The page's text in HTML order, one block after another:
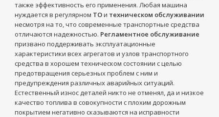
также эффективность его применения. Любая машина
нуждается в регулярном ТОи техническом обслуживании
несмотря на то, что современные транспортные средства
отличаются надежностью. Регламентное обслуживание
призвано поддерживать эксплуатационные
характеристики всех агрегатов и узлов транспортного
средства в хорошем техническом состоянии с целью
предотвращения серьезных проблем с ним и
предупреждения различных аварийных ситуаций.
Естественный износ деталей никто не отменял, да и низкое
качество топлива в совокупности с плохим дорожным
покрытием негативно сказываются на исправности